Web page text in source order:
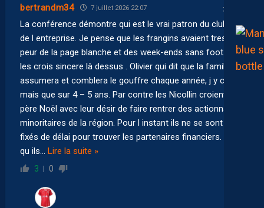
bertrandm34 7 juillet 2026 22:07
La conférence démontre qui est le vrai patron du club et
de l entreprise. Je pense que les frangins avaient tres
peur de la page blanche et des week-ends sans foot. Je
les crois sincere là dessus . Olivier qui dit que la famille
assumera et comblera le gouffre chaque année, j y crois
mais que sur 4 – 5 ans. Par contre les Nicollin croient au
père Noël avec leur désir de faire rentrer des actionnaires
minoritaires de la région. Pour l instant ils ne se sont pas
fixés de délai pour trouver les partenaires financiers. Vu
qu ils
Lire la suite »
3 0